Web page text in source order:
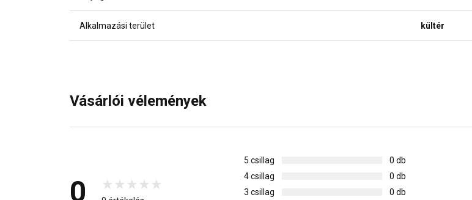
Alkalmazási terület kültér
Vásárlói vélemények
0
5 csillag
0 db
4 csillag
0 db
3 csillag
0 db